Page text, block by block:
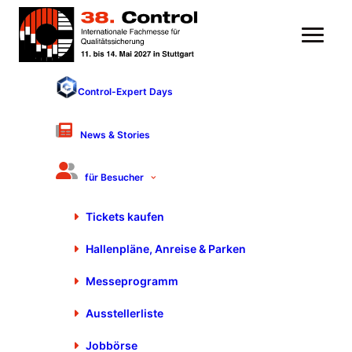
Control-Expert Days
News & Stories
für Besucher
Tickets kaufen
Hallenpläne, Anreise & Parken
Messeprogramm
Ausstellerliste
Jobbörse
Pressebereich der
Control